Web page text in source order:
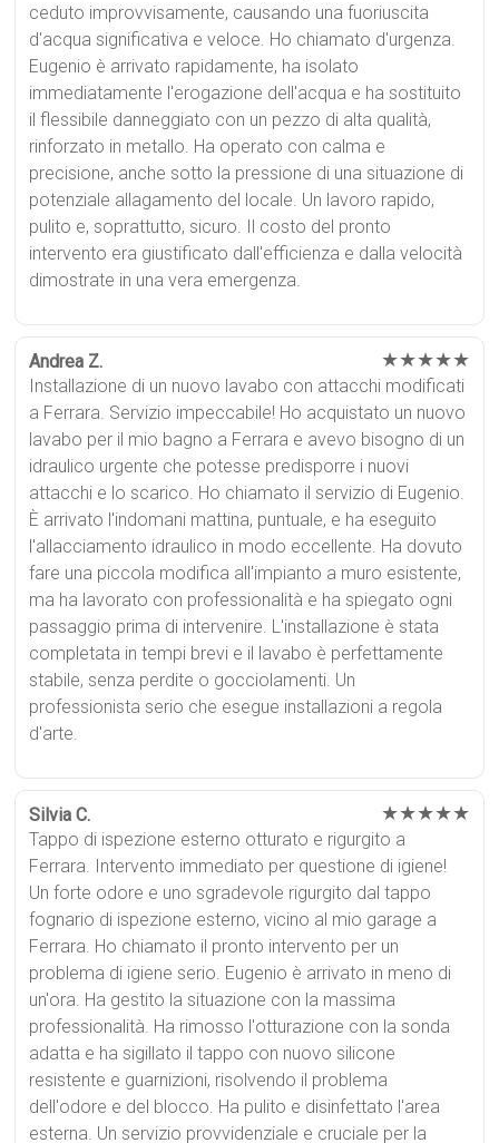
ceduto improvvisamente, causando una fuoriuscita
d'acqua significativa e veloce. Ho chiamato d'urgenza.
Eugenio è arrivato rapidamente, ha isolato
immediatamente l'erogazione dell'acqua e ha sostituito
il flessibile danneggiato con un pezzo di alta qualità,
rinforzato in metallo. Ha operato con calma e
precisione, anche sotto la pressione di una situazione di
potenziale allagamento del locale. Un lavoro rapido,
pulito e, soprattutto, sicuro. Il costo del pronto
intervento era giustificato dall'efficienza e dalla velocità
dimostrate in una vera emergenza.
Andrea Z. ★★★★★
Installazione di un nuovo lavabo con attacchi modificati
a Ferrara. Servizio impeccabile! Ho acquistato un nuovo
lavabo per il mio bagno a Ferrara e avevo bisogno di un
idraulico urgente che potesse predisporre i nuovi
attacchi e lo scarico. Ho chiamato il servizio di Eugenio.
È arrivato l'indomani mattina, puntuale, e ha eseguito
l'allacciamento idraulico in modo eccellente. Ha dovuto
fare una piccola modifica all'impianto a muro esistente,
ma ha lavorato con professionalità e ha spiegato ogni
passaggio prima di intervenire. L'installazione è stata
completata in tempi brevi e il lavabo è perfettamente
stabile, senza perdite o gocciolamenti. Un
professionista serio che esegue installazioni a regola
d'arte.
Silvia C. ★★★★★
Tappo di ispezione esterno otturato e rigurgito a
Ferrara. Intervento immediato per questione di igiene!
Un forte odore e uno sgradevole rigurgito dal tappo
fognario di ispezione esterno, vicino al mio garage a
Ferrara. Ho chiamato il pronto intervento per un
problema di igiene serio. Eugenio è arrivato in meno di
un'ora. Ha gestito la situazione con la massima
professionalità. Ha rimosso l'otturazione con la sonda
adatta e ha sigillato il tappo con nuovo silicone
resistente e guarnizioni, risolvendo il problema
dell'odore e del blocco. Ha pulito e disinfettato l'area
esterna. Un servizio provvidenziale e cruciale per la